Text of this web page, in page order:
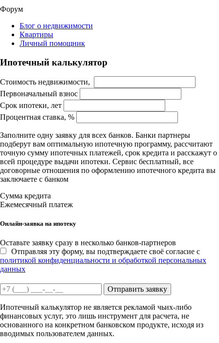
Форум
Блог о недвижимости
Квартиры
Личный помощник
Ипотечный калькулятор
Стоимость недвижимости,
Первоначальный взнос
Срок ипотеки, лет
Процентная ставка, %
Заполните одну заявку для всех банков. Банки партнеры
подберут вам оптимальную ипотечную программу, рассчитают
точную сумму ипотечных платежей, срок кредита и расскажут о
всей процедуре выдачи ипотеки. Сервис бесплатный, все
договорные отношения по оформлению ипотечного кредита вы
заключаете с банком
Сумма кредита
Ежемесячный платеж
Онлайн-заявка на ипотеку
Оставьте заявку сразу в несколько банков-партнеров
Отправляя эту форму, вы подтверждаете своё согласие с
политикой конфиденциальности и обработкой персональных
данных
Отправить заявку
Ипотечный калькулятор не является рекламой чьих-либо
финансовых услуг, это лишь инструмент для расчета, не
основанного на конкретном банковском продукте, исходя из
вводимых пользователем данных.